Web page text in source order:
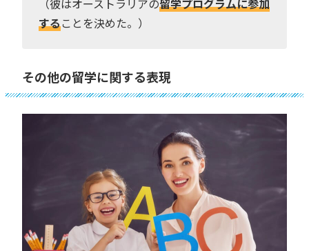
（彼はオーストラリアの留学プログラムに参加
することを決めた。）
その他の留学に関する表現